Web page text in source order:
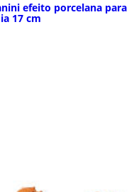
efeito porcelana para
17 cm